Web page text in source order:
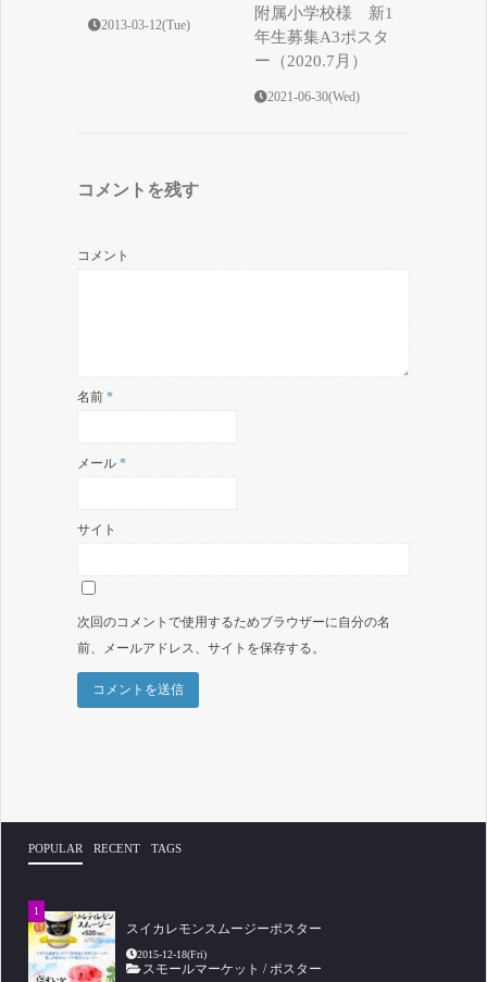
2013-03-12(Tue)
附属小学校様 新1
年生募集A3ポスタ
ー（2020.7月）
2021-06-30(Wed)
コメントを残す
コメント
名前 *
メール *
サイト
次回のコメントで使用するためブラウザーに自分の名
前、メールアドレス、サイトを保存する。
POPULAR RECENT TAGS
スイカレモンスムージーポスター
2015-12-18(Fri)
スモールマーケット /ポスター